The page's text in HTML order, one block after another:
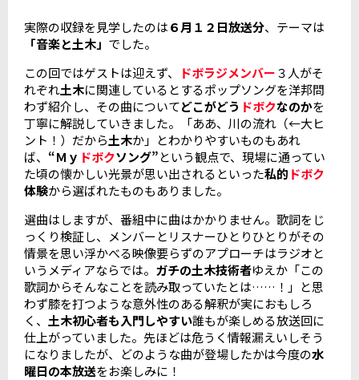
実際の収録を見学したのは６月１２日放送分、テーマは
「音楽と土木」 でした。
この回ではゲストは迎えず、
ドボラジメンバー３人がそ
れぞれ土木に関連しているとするポップソングを洋邦問
わず紹介し、その曲についてどこがどう ドボクなのかを
丁寧に解説していきました。「ああ、川の流れ（←大ヒ
ント！）だから土木か」とわかりやすいものもあれ
ば、 “Ｍｙ ドボクソング”という観点で、現場に通ってい
た頃の懐かしい光景が思い出されるといった私的 ドボク
体験から選ばれたものもありました。
選曲はしますが、番組中に曲はかかりません。歌詞をじ
っくり検証し、メンバーとリスナーひとりひとりがその
情景を思い浮かべる映像要らずのアプローチはラジオと
いうメディアならでは。 ガチの土木技術者ゆえか「この
歌詞からそんなことを読み取っていたとは……！」と思
わず膝を打つような意外性のある解釈が実におもしろ
く、 土木初心者も入門しやすい誰もが楽しめる放送回に
仕上がっていました。先ほどは危うく情報漏えいしそう
になりましたが、どのような曲が登場したかは今度の水
曜日の本放送をお楽しみに！